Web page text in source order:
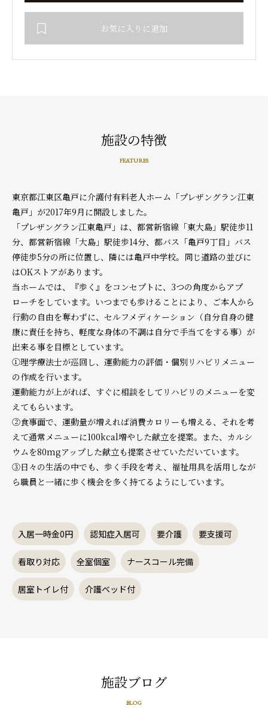
お気に入りに追加
施設の特徴
FEATURES
東京都江東区亀戸に介護付有料老人ホーム「プレザングラン江東
亀戸」が2017年9月に開設しました。
「プレザングラン江東亀戸」は、都営新宿線「東大島」駅徒歩11
分、都営新宿線「大島」駅徒歩14分、都バス「亀戸9丁目」バス
停徒歩5分の所に位置し、隣には亀戸中学校。同じ道路の並びに
はOKストアがあります。
当ホームでは、『歩く』をコンセプトに、3つの角度からアプ
ローチをしています。いつまでも歩けることにより、ご本人から
行動の自由を奪わずに、セルフメディケーション（自分自身の健
康に責任を持ち、軽度な身体の不調は自分で手当てをする事）が
出来る事を目標としています。
①理学療法士が巡回し、運動能力の評価・個別リハビリメニュー
の作成を行います。
運動能力が上がれば、すぐに相談をしてリハビリのメニューを変
えてもらいます。
②食事面で、運動量が増えれば消費カロリーも増える、それを考
えて通常メニューに100kcal増やした献立を提案。また、カルシ
ウムを80mgアップした献立も提案させていただいています。
③日々の生活の中でも、歩く手段を考え、福祉用具を活用しなが
ら職員と一緒に歩く機会を多く持てるようにしています。
入居一時金0円 認知症入居可 要介護 要支援可
看取り対応 全室個室 ナースコール完備
居室トイレ付 介護ベッド付
施設ブログ
BLOG